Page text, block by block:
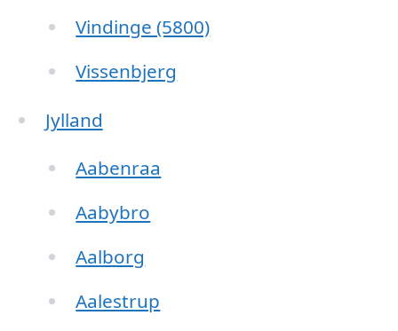
Vindinge (5800)
Vissenbjerg
Jylland
Aabenraa
Aabybro
Aalborg
Aalestrup